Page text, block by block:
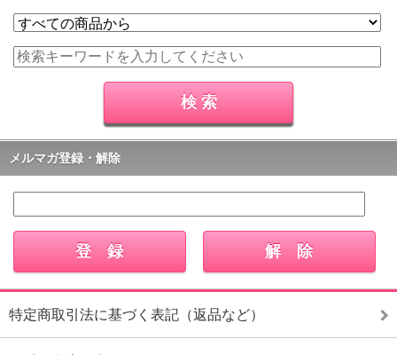
メルマガ登録・解除
特定商取引法に基づく表記（返品など）